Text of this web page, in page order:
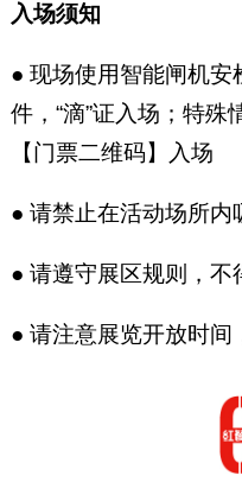
入场须知
● 现场使用智能闸机安
件，“滴”证入场；特
【门票二维码】入场
● 请禁止在活动场所内
● 请遵守展区规则，不
● 请注意展览开放时间